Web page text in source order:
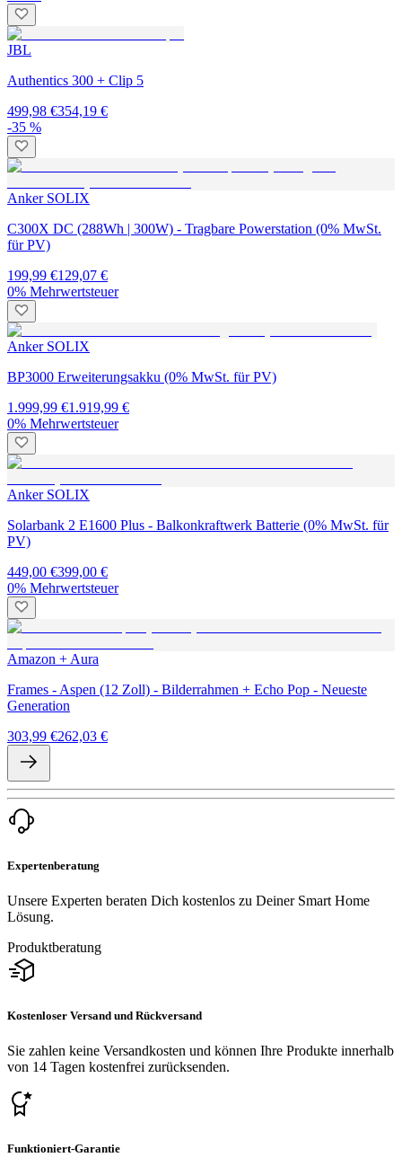
JBL
Authentics 300 + Clip 5
499,98 €354,19 €
-35 %
Anker SOLIX
C300X DC (288Wh | 300W) - Tragbare Powerstation (0% MwSt.
für PV)
199,99 €129,07 €
0% Mehrwertsteuer
Anker SOLIX
BP3000 Erweiterungsakku (0% MwSt. für PV)
1.999,99 €1.919,99 €
0% Mehrwertsteuer
Anker SOLIX
Solarbank 2 E1600 Plus - Balkonkraftwerk Batterie (0% MwSt. für
PV)
449,00 €399,00 €
0% Mehrwertsteuer
Amazon + Aura
Frames - Aspen (12 Zoll) - Bilderrahmen + Echo Pop - Neueste
Generation
303,99 €262,03 €
Expertenberatung
Unsere Experten beraten Dich kostenlos zu Deiner Smart Home
Lösung.
Produktberatung
Kostenloser Versand und Rückversand
Sie zahlen keine Versandkosten und können Ihre Produkte innerhalb
von 14 Tagen kostenfrei zurücksenden.
Funktioniert-Garantie